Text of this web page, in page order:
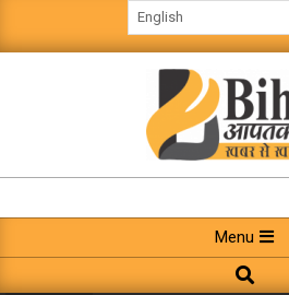
to
BIHAR
AAPTAK
Navigation
Menu
Menu
Search